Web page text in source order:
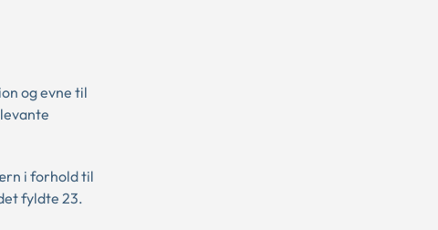
og evne til
i forhold til
fyldte 23.